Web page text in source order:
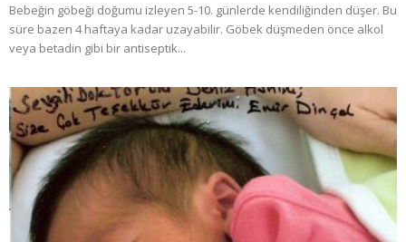
Bebeğin göbeği doğumu izleyen 5-10. günlerde kendiliğinden düşer. Bu
süre bazen 4 haftaya kadar uzayabilir. Göbek düşmeden önce alkol
veya betadin gibi bir antiseptik...